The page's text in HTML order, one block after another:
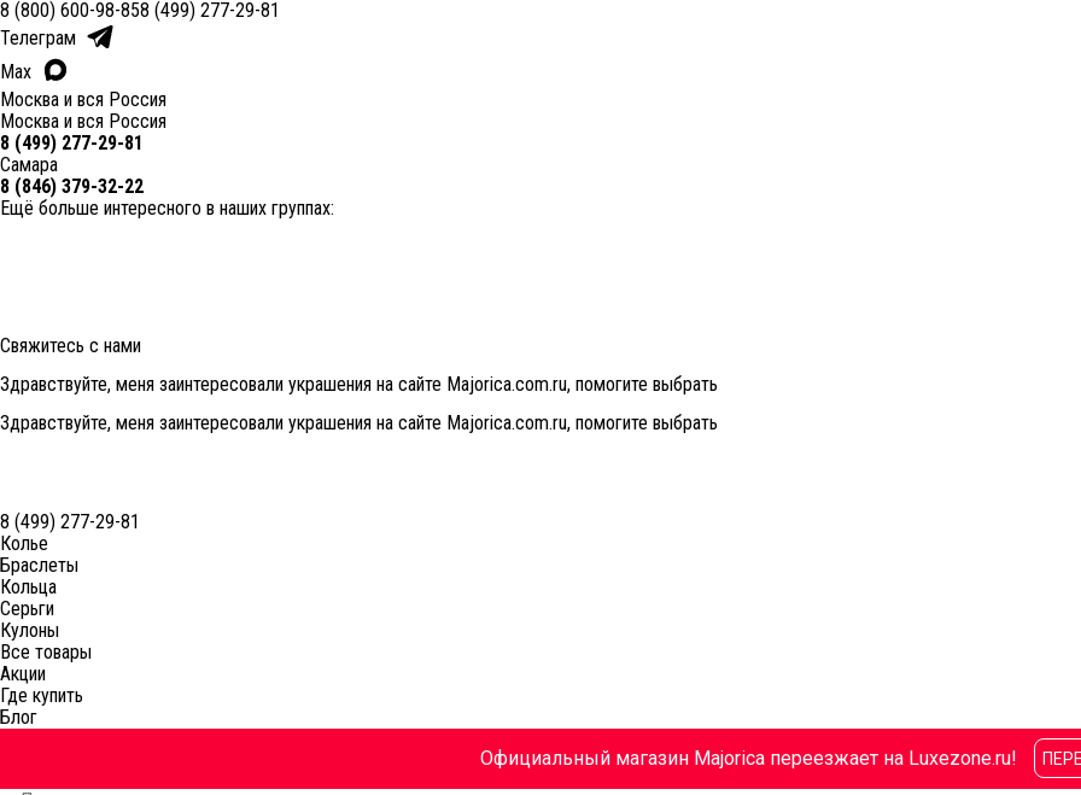
8 (800) 600-98-858 (499) 277-29-81
Телеграм
Max
Москва и вся Россия
Москва и вся Россия
8 (499) 277-29-81
Самара
8 (846) 379-32-22
Ещё больше интересного в наших группах:
Свяжитесь с нами
Здравствуйте, меня заинтересовали украшения на сайте Majorica.com.ru, помогите выбрать
Здравствуйте, меня заинтересовали украшения на сайте Majorica.com.ru, помогите выбрать
8 (499) 277-29-81
Колье
Браслеты
Кольца
Серьги
Кулоны
Все товары
Акции
Где купить
Блог
Официальный магазин Majorica переезжает на Luxezone.ru!